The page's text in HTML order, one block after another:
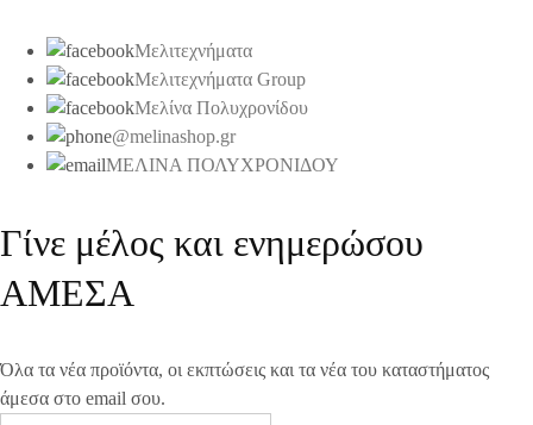
Μελιτεχνήματα
Μελιτεχνήματα Group
Μελίνα Πολυχρονίδου
@melinashop.gr
ΜΕΛΙΝΑ ΠΟΛΥΧΡΟΝΙΔΟΥ
Γίνε μέλος και ενημερώσου
ΑΜΕΣΑ
Όλα τα νέα προϊόντα, οι εκπτώσεις και τα νέα του καταστήματος
άμεσα στο email σου.